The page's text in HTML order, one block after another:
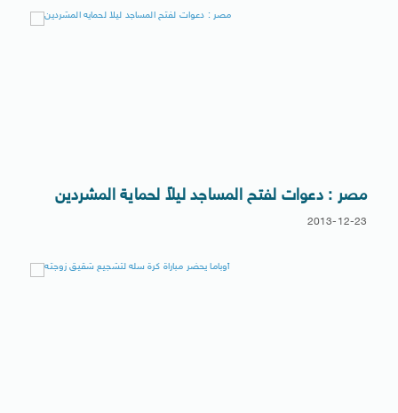
مصر : دعوات لفتح المساجد ليلاً لحماية المشردين
2013-12-23